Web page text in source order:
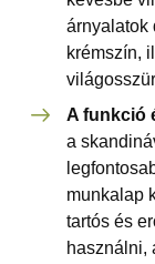
árnyalatok
krémszín,
A funkció
a
munkalap
tartós és
használni,